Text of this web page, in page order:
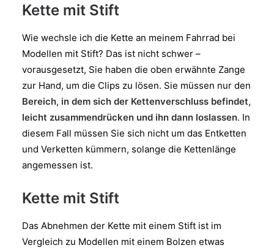
Kette mit Stift
Wie wechsle ich die Kette an meinem Fahrrad bei
Modellen mit Stift? Das ist nicht schwer –
vorausgesetzt, Sie haben die oben erwähnte Zange
zur Hand, um die Clips zu lösen. Sie müssen nur den
Bereich, in dem sich der Kettenverschluss befindet,
leicht zusammendrücken und ihn dann loslassen. In
diesem Fall müssen Sie sich nicht um das Entketten
und Verketten kümmern, solange die Kettenlänge
angemessen ist.
Kette mit Stift
Das Abnehmen der Kette mit einem Stift ist im
Vergleich zu Modellen mit einem Bolzen etwas